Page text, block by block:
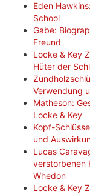
Eden
School
Gabe:
Freund
Locke & Key
Hüter der
Verwendung
Matheson:
Locke & Key
Kopf-
und
Lucas
verstorbenen
Whedon
Locke & Key